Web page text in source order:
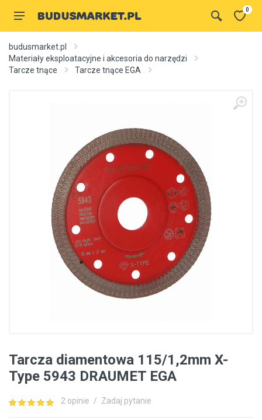
0
budusmarket.pl
Materiały eksploatacyjne i akcesoria do narzędzi
Tarcze tnące
Tarcze tnące EGA
Tarcza diamentowa 115/1,2mm X-
Type 5943 DRAUMET EGA
2 opinie / Zadaj pytanie